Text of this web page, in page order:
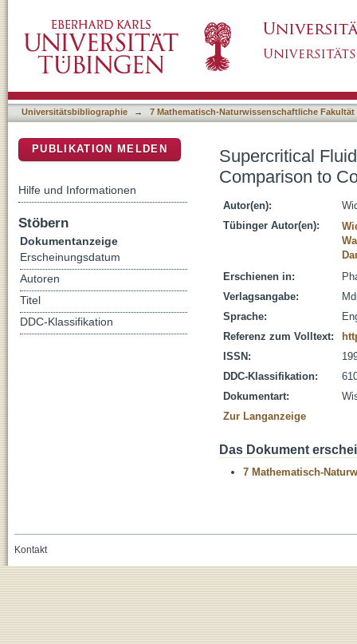
Solvent Extraction
Universitätsbibliographie → 7 Mathematisch-Naturwissenschaftliche Fakultät
Supercritical
Comparison to
Autor(en):
Tübinger Autor(en):
Erschienen in:
Verlagsangabe:
Sprache:
Referenz zum Volltext:
ISSN:
DDC-Klassifikation:
Dokumentart:
Zur Langanzeige
Das Dokument
7 Mathematisch-
PUBLIKATION MELDEN
Hilfe und Informationen
Stöbern
Dokumentanzeige
Erscheinungsdatum
Autoren
Titel
DDC-Klassifikation
Kontakt